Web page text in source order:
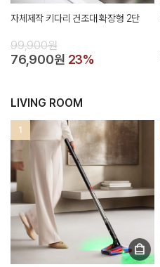
자체제작 키다리 건조대 확장형 2단
99,900원
76,900원 23%
LIVING ROOM
1